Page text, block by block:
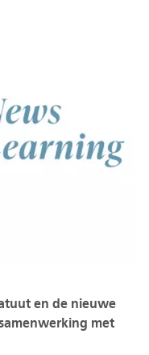
en de nieuwe
met